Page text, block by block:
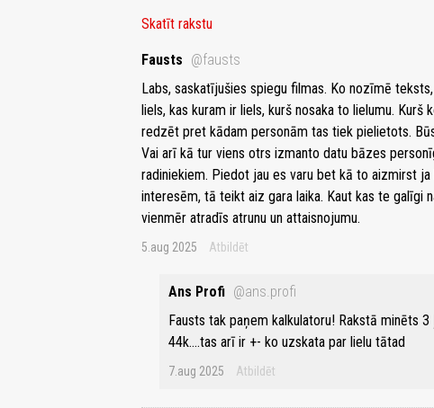
Skatīt rakstu
Fausts @fausts
Labs, saskatījušies spiegu filmas. Ko nozīmē
liels, kas kuram ir liels, kurš nosaka to lielumu.
redzēt pret kādam personām tas tiek pielietots.
Vai arī kā tur viens otrs izmanto datu bāzes
radiniekiem. Piedot jau es varu bet kā to aizmirst
interesēm, tā teikt aiz gara laika. Kaut kas te galīgi
vienmēr atradīs atrunu un attaisnojumu.
5.aug 2025 Atbildēt
Ans Profi @ans.profi
Fausts tak paņem kalkulatoru! Rakstā minēts
44k....tas arī ir +- ko uzskata par lielu tātad
7.aug 2025 Atbildēt